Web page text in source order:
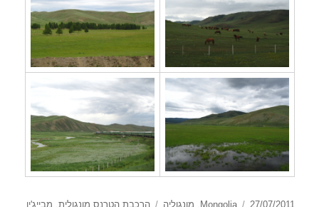
פורסם
27/07/2011 קטגוריות
Mongolia
, מונגוליה תגיות
הרכבת הטרנס מונגולית, מבייג'ין